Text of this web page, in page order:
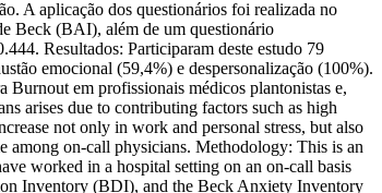
A aplicação dos questionários foi realizada no
Beck (BAI), além de um questionário
Resultados: Participaram deste estudo 79
emocional (59,4%) e despersonalização (100%).
Burnout em profissionais médicos plantonistas e,
arises due to contributing factors such as high
not only in work and personal stress, but also
among on-call physicians. Methodology: This is an
worked in a hospital setting on an on-call basis
Inventory (BDI), and the Beck Anxiety Inventory